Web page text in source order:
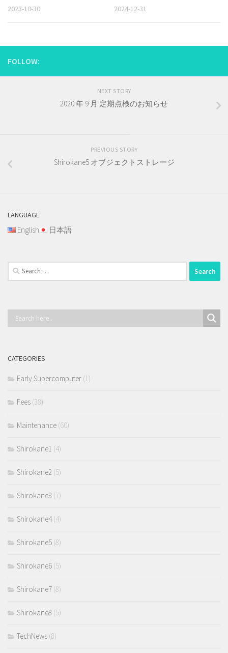
2023-10-30 2024-12-31
FOLLOW:
NEXT STORY
2020 年 9 月 定期点検のお知らせ
PREVIOUS STORY
Shirokane5 オブジェクトストレージ
LANGUAGE
English 日本語
Search
for:
CATEGORIES
Early Supercomputer (1)
Fees (38)
Maintenance (60)
Shirokane1 (4)
Shirokane2 (5)
Shirokane3 (7)
Shirokane4(4)
Shirokane5 (8)
Shirokane6 (5)
Shirokane7 (8)
Shirokane8 (5)
TechNews (8)